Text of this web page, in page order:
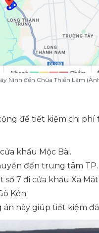
Ninh đến Chùa Thiền Lâm
để tiết kiệm chi
khẩu Mộc Bài.
đến trung tâm TP.
7 đi cửa khẩu Xa Mát.
Kén.
này giúp tiết kiệm